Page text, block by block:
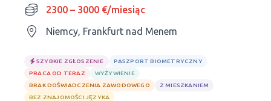
2300 – 3000 €/miesiąc
Niemcy, Frankfurt nad Menem
SZYBKIE ZGŁOSZENIE
PASZPORT BIOMETRYCZNY
PRACA OD TERAZ
WYŻYWIENIE
BRAK DOŚWIADCZENIA ZAWODOWEGO
Z MIESZKANIEM
BEZ ZNAJOMOŚCI JĘZYKA